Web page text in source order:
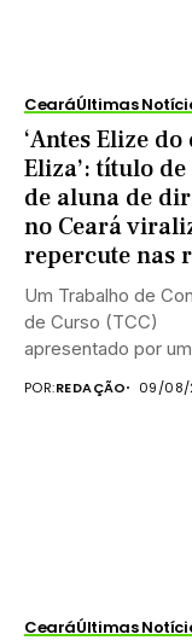
CearáÚltimas
‘Antes Elize do
Eliza’: título de
de aluna de
no Ceará
repercute nas
Um Trabalho de
de Curso (TCC)
apresentado por
POR:REDAÇÃO 09/08/
CearáÚltimas